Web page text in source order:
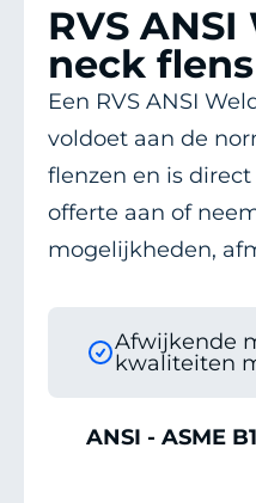
RVS
neck flens
Een RVS ANSI
voldoet aan de
flenzen en is
offerte aan of
mogelijkheden,
Afwijkende
kwaliteiten
ANSI - ASME